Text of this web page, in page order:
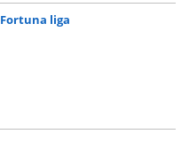
Fortuna liga